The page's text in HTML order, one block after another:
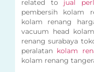
related to jual
pembersih kolam
kolam renang
vacuum head
renang surabaya
peralatan kolam
kolam renang